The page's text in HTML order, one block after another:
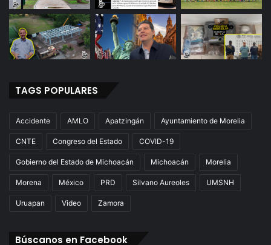
TAGS POPULARES
Accidente AMLO Apatzingán Ayuntamiento de Morelia
CNTE Congreso del Estado COVID-19
Gobierno del Estado de Michoacán Michoacán Morelia
Morena México PRD Silvano Aureoles UMSNH
Uruapan Video Zamora
Búscanos en Facebook